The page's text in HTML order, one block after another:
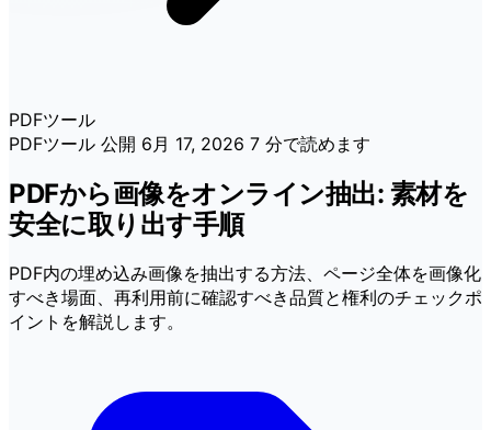
PDFツール
PDFツール 公開 6月 17, 2026 7 分で読めます
PDFから画像をオンライン抽出: 素材を
安全に取り出す手順
PDF内の埋め込み画像を抽出する方法、ページ全体を画像化
すべき場面、再利用前に確認すべき品質と権利のチェックポ
イントを解説します。